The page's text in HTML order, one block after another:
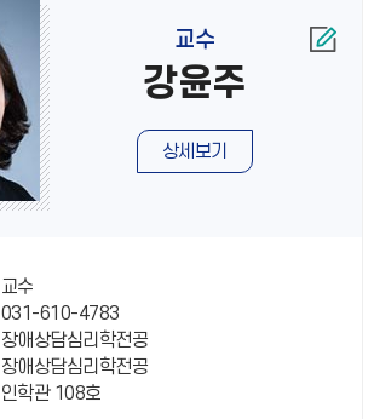
교수
강윤주
상세보기
교수
031-610-4783
장애상담심리학전공
장애상담심리학전공
인학관 108호